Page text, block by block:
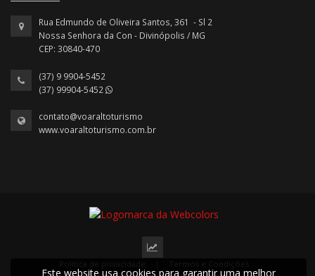
Rua Edmundo de Oliveira Santos, 361 - Sl 2
Nossa Senhora da Con - Divinópolis / MG
CEP: 30840-470
(37) 9 9904-5452
(37) 99904-5452
contato@voaraltoturismo
www.voaraltoturismo.com.br
Este website usa cookies para garantir uma melhor